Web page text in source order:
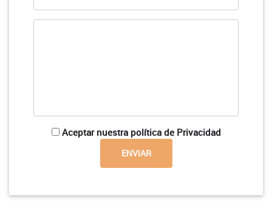
Aceptar nuestra política de Privacidad